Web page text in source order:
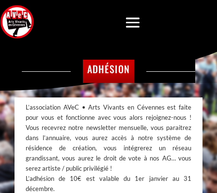
ADHÉSION
L’association AVeC • Arts Vivants en Cévennes est faite
pour vous et fonctionne avec vous alors rejoignez-nous !
Vous recevrez notre newsletter mensuelle, vous paraitrez
dans l’annuaire, vous aurez accès à notre système de
résidence de création, vous intégrerez un réseau
grandissant, vous aurez le droit de vote à nos AG… vous
serez artiste / public privilégié !
L’adhésion de 10€ est valable du 1er janvier au 31
décembre.